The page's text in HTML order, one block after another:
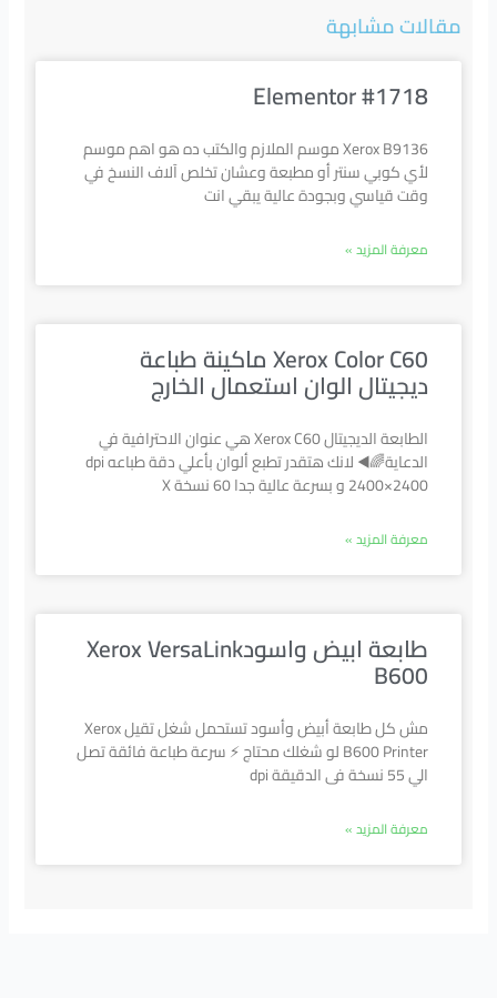
مقالات مشابهة
Elementor #1718
Xerox B9136 موسم الملازم والكتب ده هو اهم موسم
لأي كوبي سنتر أو مطبعة وعشان تخلص آلاف النسخ في
وقت قياسي وبجودة عالية يبقي انت
معرفة المزيد »
Xerox Color C60 ماكينة طباعة
ديجيتال الوان استعمال الخارج
الطابعة الديجيتال Xerox C60 هي عنوان الاحترافية في
الدعاية🌈◀️ لانك هتقدر تطبع ألوان بأعلي دقة طباعه dpi
2400×2400 و بسرعة عالية جدا 60 نسخة X
معرفة المزيد »
طابعة ابيض واسودXerox VersaLink
B600
مش كل طابعة أبيض وأسود تستحمل شغل تقيل Xerox
B600 Printer لو شغلك محتاج ⚡ سرعة طباعة فائقة تصل
الي 55 نسخة فى الدقيقة dpi
معرفة المزيد »